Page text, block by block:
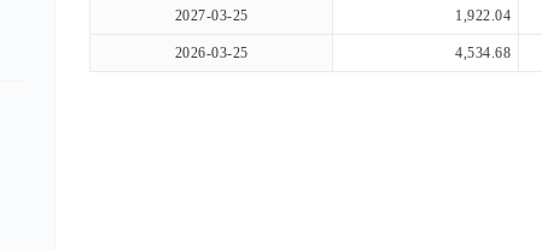
2027-03-25 1,922.04
2026-03-25 4,534.68